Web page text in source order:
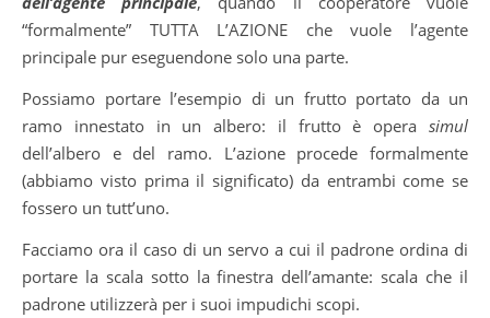
“formalmente” TUTTA L’AZIONE che vuole l’agente
principale pur eseguendone solo una parte.
Possiamo portare l’esempio di un frutto portato da un
ramo innestato in un albero: il frutto è opera simul
dell’albero e del ramo. L’azione procede formalmente
(abbiamo visto prima il significato) da entrambi come se
fossero un tutt’uno.
Facciamo ora il caso di un servo a cui il padrone ordina di
portare la scala sotto la finestra dell’amante: scala che il
padrone utilizzerà per i suoi impudichi scopi.